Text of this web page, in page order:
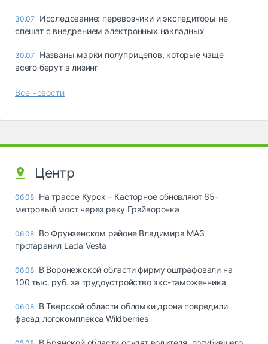
30.07
Исследование: перевозчики и экспедиторы не
спешат с внедрением электронных накладных
30.07
Названы марки полуприцепов, которые чаще
всего берут в лизинг
Все новости
Центр
06.08 На трассе Курск – Касторное обновляют 65-
метровый мост через реку Грайворонка
06.08 Во Фрунзенском районе Владимира МАЗ
протаранил Lada Vesta
06.08 В Воронежской области фирму оштрафовали на
100 тыс. руб. за трудоустройство экс-таможенника
06.08 В Тверской области обломки дрона повредили
фасад логокомплекса Wildberries